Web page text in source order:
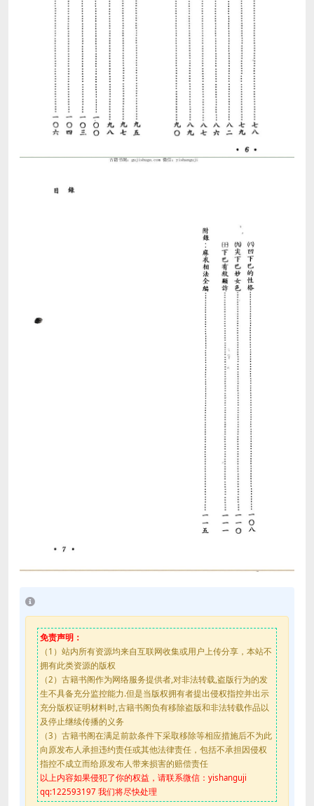
免责声明：
（1）站内所有资源均来自互联网收集或用户上传分享，本站不
拥有此类资源的版权
（2）古籍书阁作为网络服务提供者,对非法转载,盗版行为的发
生不具备充分监控能力.但是当版权拥有者提出侵权指控并出示
充分版权证明材料时,古籍书阁负有移除盗版和非法转载作品以
及停止继续传播的义务
（3）古籍书阁在满足前款条件下采取移除等相应措施后不为此
向原发布人承担违约责任或其他法律责任，包括不承担因侵权
指控不成立而给原发布人带来损害的赔偿责任
以上内容如果侵犯了你的权益，请联系微信：yishanguji
qq:122593197 我们将尽快处理